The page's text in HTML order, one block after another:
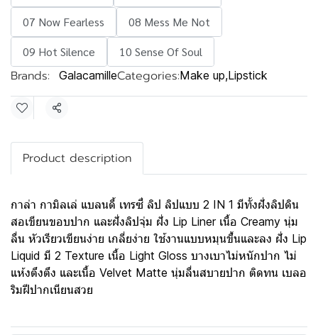
07 Now Fearless
08 Mess Me Not
09 Hot Silence
10 Sense Of Soul
Brands: GalacamilleCategories:Make up,Lipstick
Share
Product description
กาล่า กามิลเล่ แบลนดี้ เทรซี่ ลิป ลิปแบบ 2 IN 1 มีทั้งฝั่งลิปดิน
สอเขียนขอบปาก และฝั่งลิปจุ่ม ฝั่ง Lip Liner เนื้อ Creamy นุ่ม
ลื่น หัวเรียวเขียนง่าย เกลี่ยง่าย ใช้งานแบบหมุนขึ้นและลง ฝั่ง Lip
Liquid มี 2 Texture เนื้อ Light Gloss บางเบาไม่หนักปาก ไม่
แห้งตึงตึง และเนื้อ Velvet Matte นุ่มลื่นสบายปาก ติดทน เบลอ
ริมฝีปากเนียนสวย